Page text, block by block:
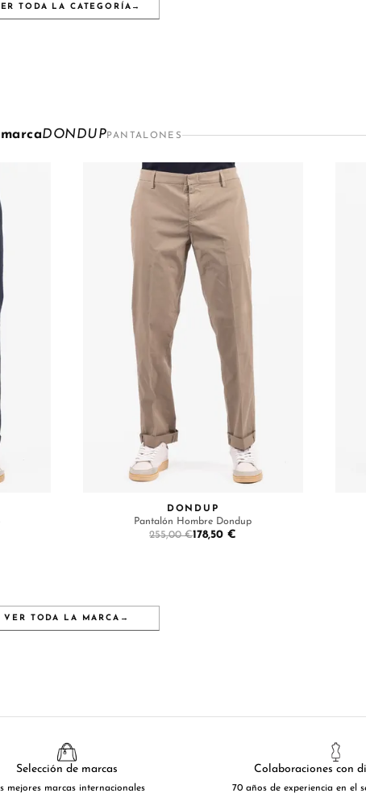
TODA LA CATEGORÍA →
DONDUPPANTALONES
DONDUP
Pantalón Hombre Dondup
255,00 €178,50 €
VER TODA LA MARCA →
Selección de marcas
mejores marcas internacionales
Colaboraciones con
70 años de experiencia en el